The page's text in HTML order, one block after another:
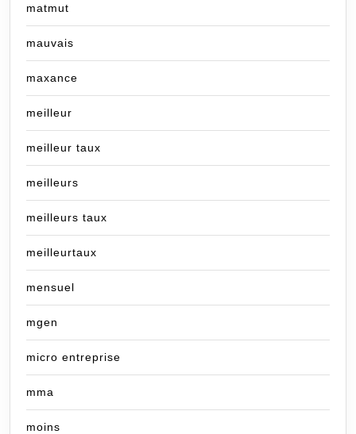
matmut
mauvais
maxance
meilleur
meilleur taux
meilleurs
meilleurs taux
meilleurtaux
mensuel
mgen
micro entreprise
mma
moins